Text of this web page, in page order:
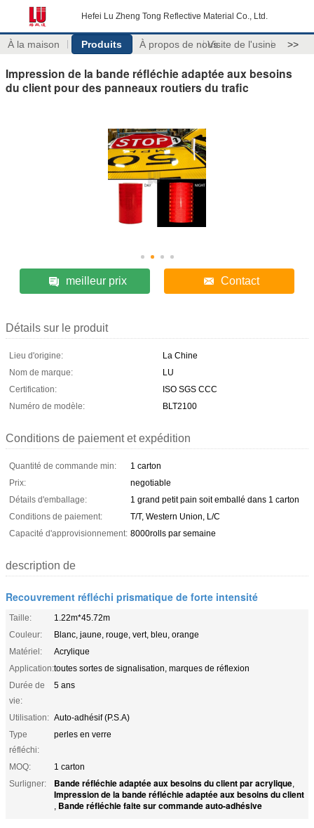
Hefei Lu Zheng Tong Reflective Material Co., Ltd.
À la maison Produits À propos de nousVisite de l'usine >>
Impression de la bande réfléchie adaptée aux besoins
du client pour des panneaux routiers du trafic
meilleur prix Contact
Détails sur le produit
Lieu d'origine:
La Chine
Nom de marque:
LU
Certification:
ISO SGS CCC
Numéro de modèle:
BLT2100
Conditions de paiement et expédition
Quantité de commande min:
1 carton
Prix:
negotiable
Détails d'emballage:
1 grand petit pain soit emballé dans 1 carton
Conditions de paiement:
T/T, Western Union, L/C
Capacité d'approvisionnement: 8000rolls par semaine
description de
Recouvrement réfléchi prismatique de forte intensité
Taille:
1.22m*45.72m
Couleur:
Blanc, jaune, rouge, vert, bleu, orange
Matériel:
Acrylique
Application:toutes sortes de signalisation, marques de réflexion
Durée de
vie:
5 ans
Utilisation: Auto-adhésif (P.S.A)
Type
réfléchi:
perles en verre
MOQ:
1 carton
Surligner:
Bande réfléchie adaptée aux besoins du client par acrylique,
Impression de la bande réfléchie adaptée aux besoins du client
, Bande réfléchie faite sur commande auto-adhésive